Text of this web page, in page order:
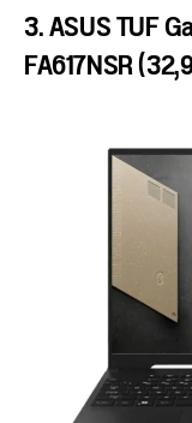
3. ASUS TUF
FA617NSR